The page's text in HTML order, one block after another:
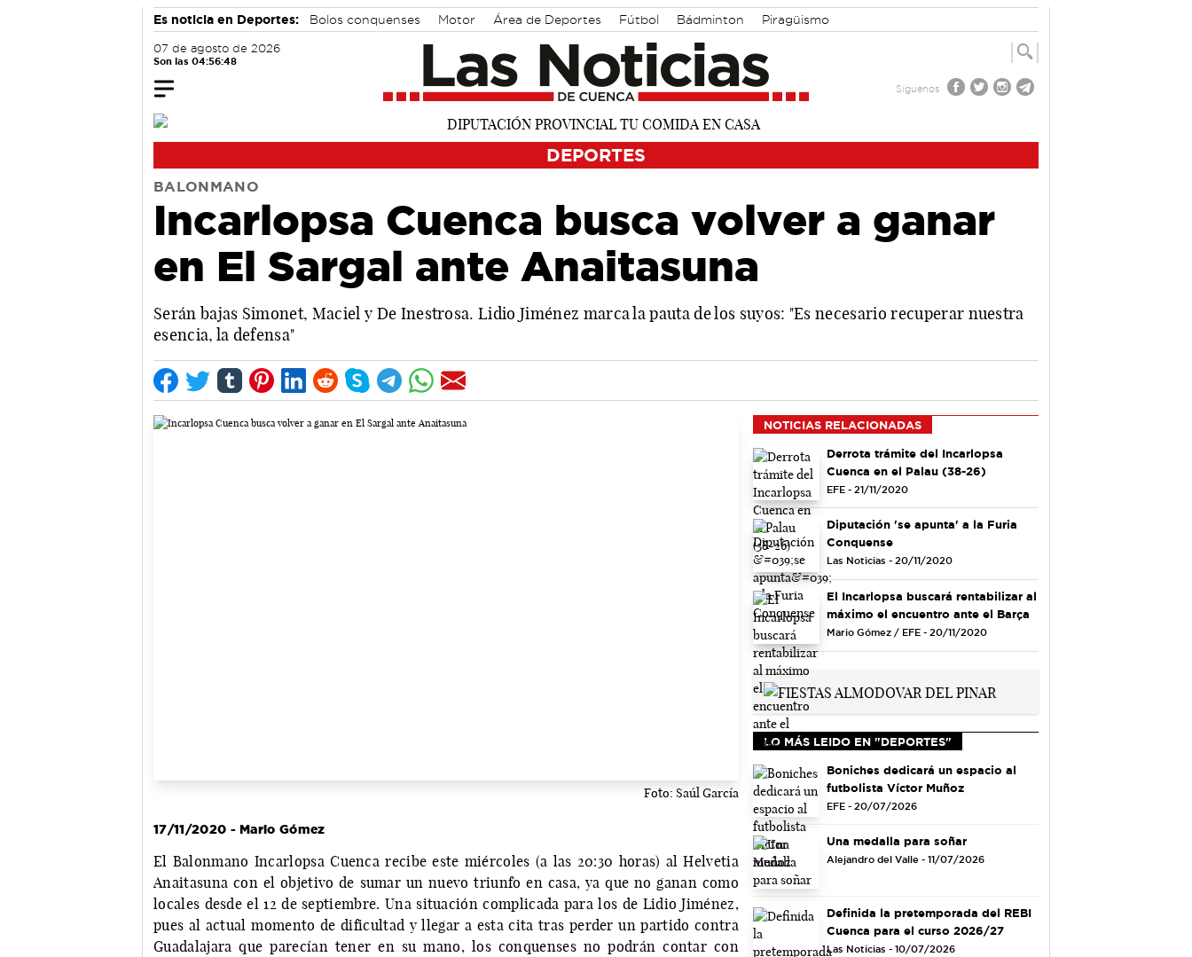
Es noticia en Deportes: Bolos conquenses Motor Área de Deportes Fútbol Bádminton Piragüismo
07 de agosto de 2026
Son las 04:56:49
Síguenos
DEPORTES
BALONMANO
Incarlopsa Cuenca busca volver a ganar
en El Sargal ante Anaitasuna
Serán bajas Simonet, Maciel y De Inestrosa. Lidio Jiménez marca la pauta de los suyos: "Es necesario recuperar nuestra
esencia, la defensa"
Foto: Saúl García
17/11/2020 - Mario Gómez
El Balonmano Incarlopsa Cuenca recibe este miércoles (a las 20:30 horas) al Helvetia
Anaitasuna con el objetivo de sumar un nuevo triunfo en casa, ya que no ganan como
locales desde el 12 de septiembre. Una situación complicada para los de Lidio Jiménez,
pues al actual momento de dificultad y llegar a esta cita tras perder un partido contra
Guadalajara que parecían tener en su mano, los conquenses no podrán contar con
NOTICIAS RELACIONADAS
Derrota trámite del Incarlopsa
Cuenca en el Palau (38-26)
EFE - 21/11/2020
Diputación 'se apunta' a la Furia
Conquense
Las Noticias - 20/11/2020
El Incarlopsa buscará rentabilizar al
máximo el encuentro ante el Barça
Mario Gómez / EFE - 20/11/2020
LO MÁS LEIDO EN "DEPORTES"
Boniches dedicará un espacio al
futbolista Víctor Muñoz
EFE - 20/07/2026
Una medalla para soñar
Alejandro del Valle - 11/07/2026
Definida la pretemporada del REBI
Cuenca para el curso 2026/27
Las Noticias - 10/07/2026